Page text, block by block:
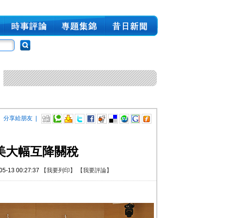
分享給朋友 |
大幅互降關稅
13 00:27:37 【我要列印】 【我要評論】